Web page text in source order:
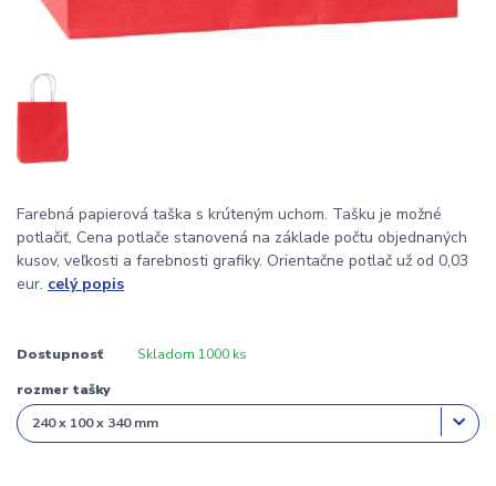
Farebná papierová taška s krúteným uchom. Tašku je možné
potlačiť, Cena potlače stanovená na základe počtu objednaných
kusov, veľkosti a farebnosti grafiky. Orientačne potlač už od 0,03
eur. celý popis
Dostupnosť Skladom 1000 ks
rozmer tašky